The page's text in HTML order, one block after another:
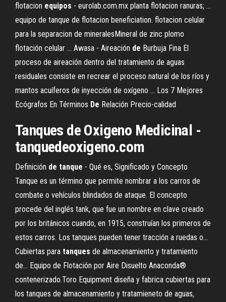
flotacion equipos - eurolab.com.mx planta flotacion ranuras; ...
equipo de tanque de flotacion beneficiation. flotacion celular
para la separacion de mineralesMineral de zinc plomo
flotación celular ... Awasa - Aireación de Burbuja Fina El
proceso de aireación dentro del tratamiento de aguas
residuales consiste en recrear el proceso natural de los ríos y
mantos acuíferos de inyección de oxígeno ... Los 7 Mejores
Ecógrafos En Términos De Relación Precio-calidad
Tanques de Oxigeno Medicinal -
tanquedeoxigeno.com
Definición de tanque - Qué es, Significado y Concepto
Tanque es un término que permite nombrar a los carros de
combate o vehículos blindados de ataque. El concepto
procede del inglés tank, que fue un nombre en clave creado
por los británicos cuando, en 1915, construían los primeros de
estos carros. Los tanques pueden tener tracción a ruedas o...
Cubiertas para tanques de almacenamiento y tratamiento
de… Equipo de Flotación por Aire Disuelto Anaconda®
contenerizado.Toro Equipment diseña y fabrica cubiertas para
los tanques de almacenamiento y tratamieneto de aguas,